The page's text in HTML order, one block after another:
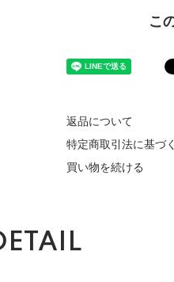
こ
返品について
特定商取引法に基づ
買い物を続ける